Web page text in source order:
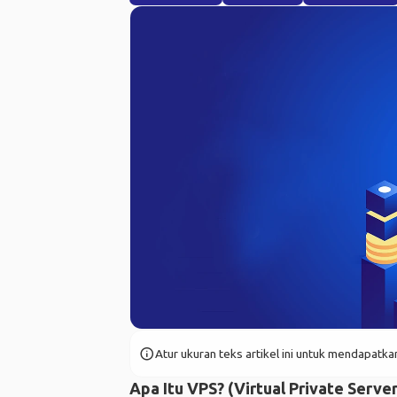
infoAtur ukuran teks artikel ini untuk
Apa Itu VPS? (Virtual Private